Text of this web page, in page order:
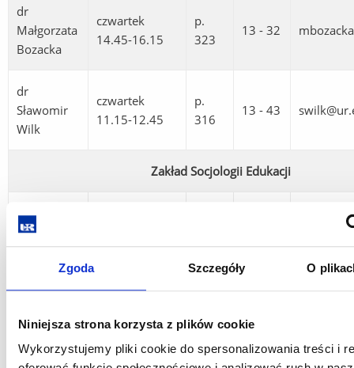
Zgoda Szczegóły O
Niniejsza strona korzysta z plików cookie
Wykorzystujemy pliki cookie do spersonalizowania treści i
dr
Małgorzata
Bozacka
czwartek
14.45-16.15
p.
323
13 - 32
dr
Sławomir
Wilk
czwartek
11.15-12.45
p.
316
13 - 43
Zakład Socjologii Edukacji
prof. dr
hab.
Jolanta
Szempruch
- kierownik
330
13 - 42
dr hab.
Krystyna
środa 11.30-